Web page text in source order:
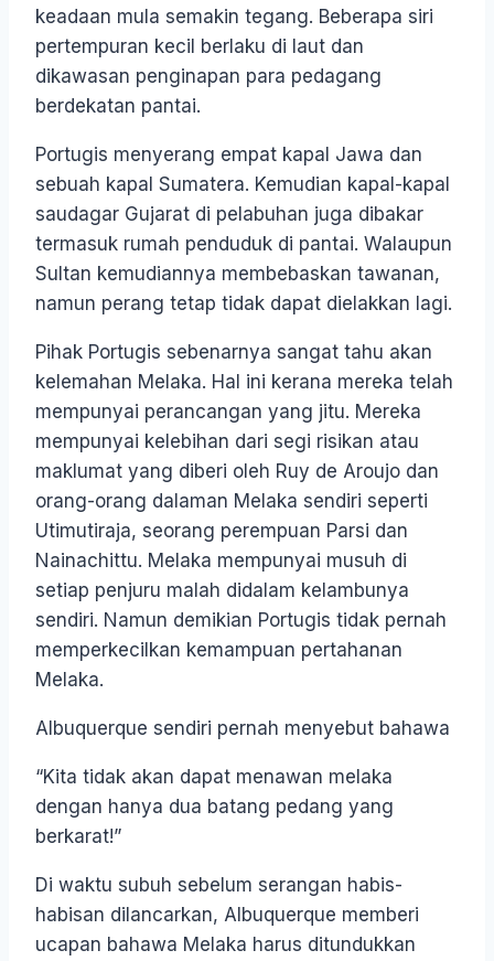
keadaan mula semakin tegang. Beberapa siri
pertempuran kecil berlaku di laut dan
dikawasan penginapan para pedagang
berdekatan pantai.
Portugis menyerang empat kapal Jawa dan
sebuah kapal Sumatera. Kemudian kapal-kapal
saudagar Gujarat di pelabuhan juga dibakar
termasuk rumah penduduk di pantai. Walaupun
Sultan kemudiannya membebaskan tawanan,
namun perang tetap tidak dapat dielakkan lagi.
Pihak Portugis sebenarnya sangat tahu akan
kelemahan Melaka. Hal ini kerana mereka telah
mempunyai perancangan yang jitu. Mereka
mempunyai kelebihan dari segi risikan atau
maklumat yang diberi oleh Ruy de Aroujo dan
orang-orang dalaman Melaka sendiri seperti
Utimutiraja, seorang perempuan Parsi dan
Nainachittu. Melaka mempunyai musuh di
setiap penjuru malah didalam kelambunya
sendiri. Namun demikian Portugis tidak pernah
memperkecilkan kemampuan pertahanan
Melaka.
Albuquerque sendiri pernah menyebut bahawa
“Kita tidak akan dapat menawan melaka
dengan hanya dua batang pedang yang
berkarat!”
Di waktu subuh sebelum serangan habis-
habisan dilancarkan, Albuquerque memberi
ucapan bahawa Melaka harus ditundukkan